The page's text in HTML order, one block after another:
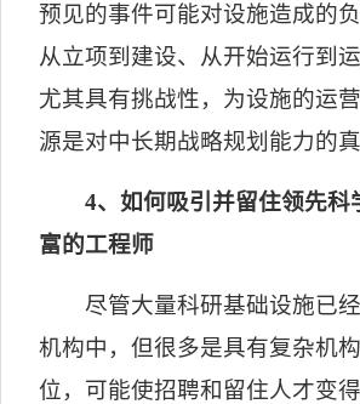
预见的事件可能对设施造成的
从立项到建设、从开始运行到
尤其具有挑战性，为设施的运
源是对中长期战略规划能力的真
4、如何吸引并留住领先科
富的工程师
尽管大量科研基础设施已
机构中，但很多是具有复杂机
位，可能使招聘和留住人才变